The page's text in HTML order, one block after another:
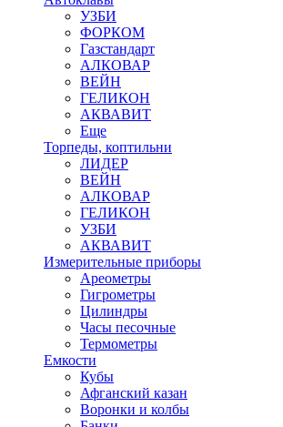
УЗБИ
ФОРКОМ
Газстандарт
АЛКОВАР
ВЕЙН
ГЕЛИКОН
АКВАВИТ
Еще
Торпеды, коптильни
ЛИДЕР
ВЕЙН
АЛКОВАР
ГЕЛИКОН
УЗБИ
АКВАВИТ
Измерительные приборы
Ареометры
Гигрометры
Цилиндры
Часы песочные
Термометры
Емкости
Кубы
Афганский казан
Воронки и колбы